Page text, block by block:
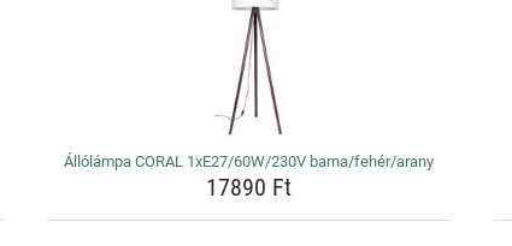
Állólámpa CORAL 1xE27/60W/230V barna/fehér/arany
17890 Ft